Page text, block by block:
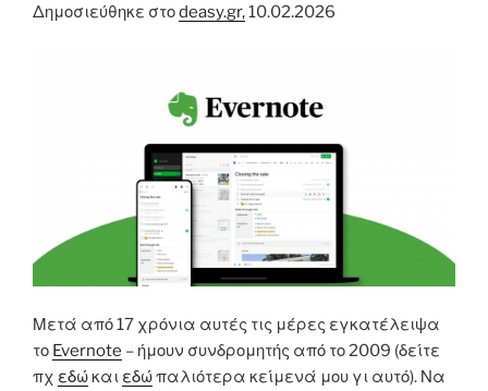
Δημοσιεύθηκε στοdeasy.gr,10.02.2026
Μετά από 17 χρόνια αυτές τις μέρες εγκατέλειψα
το Evernote – ήμουν συνδρομητής από το 2009 (δείτε
πχ εδώκαι εδώπαλιότερα κείμενά μου γι αυτό). Να